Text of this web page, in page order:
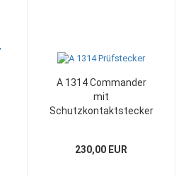
A 1314 Commander
mit
Schutzkontaktstecker
230,00 EUR